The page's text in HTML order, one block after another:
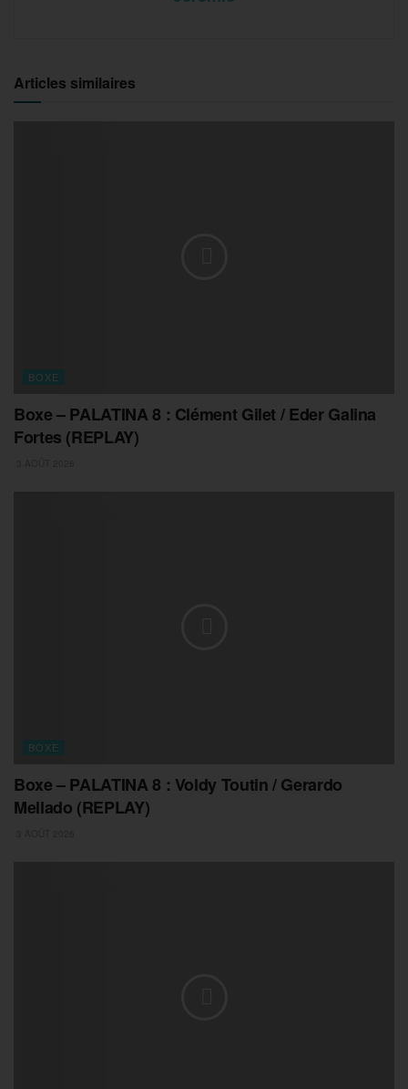
Articles similaires
BOXE
Boxe – PALATINA 8 : Clément Gilet / Eder Galina
Fortes (REPLAY)
BOXE
Boxe – PALATINA 8 : Voldy Toutin / Gerardo
Mellado (REPLAY)